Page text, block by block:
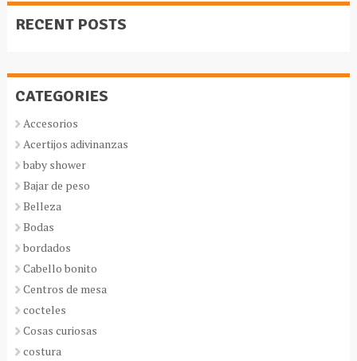
RECENT POSTS
CATEGORIES
Accesorios
Acertijos adivinanzas
baby shower
Bajar de peso
Belleza
Bodas
bordados
Cabello bonito
Centros de mesa
cocteles
Cosas curiosas
costura